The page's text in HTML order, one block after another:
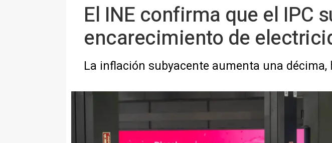
El INE confirma que el IPC
encarecimiento de
La inflación subyacente aumenta una décima,